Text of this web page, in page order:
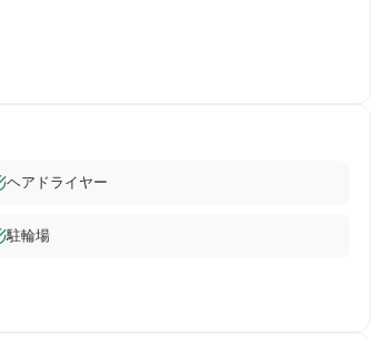
ヘアドライヤー
駐輪場